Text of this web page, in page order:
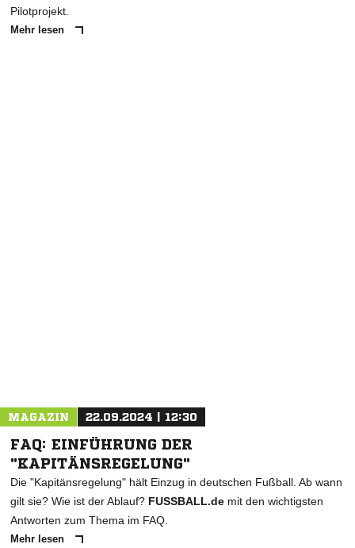
Pilotprojekt.
Mehr lesen
MAGAZIN 22.09.2024 | 12:30
FAQ: EINFÜHRUNG DER
"KAPITÄNSREGELUNG"
Die "Kapitänsregelung" hält Einzug in deutschen Fußball. Ab wann
gilt sie? Wie ist der Ablauf? FUSSBALL.de mit den wichtigsten
Antworten zum Thema im FAQ.
Mehr lesen